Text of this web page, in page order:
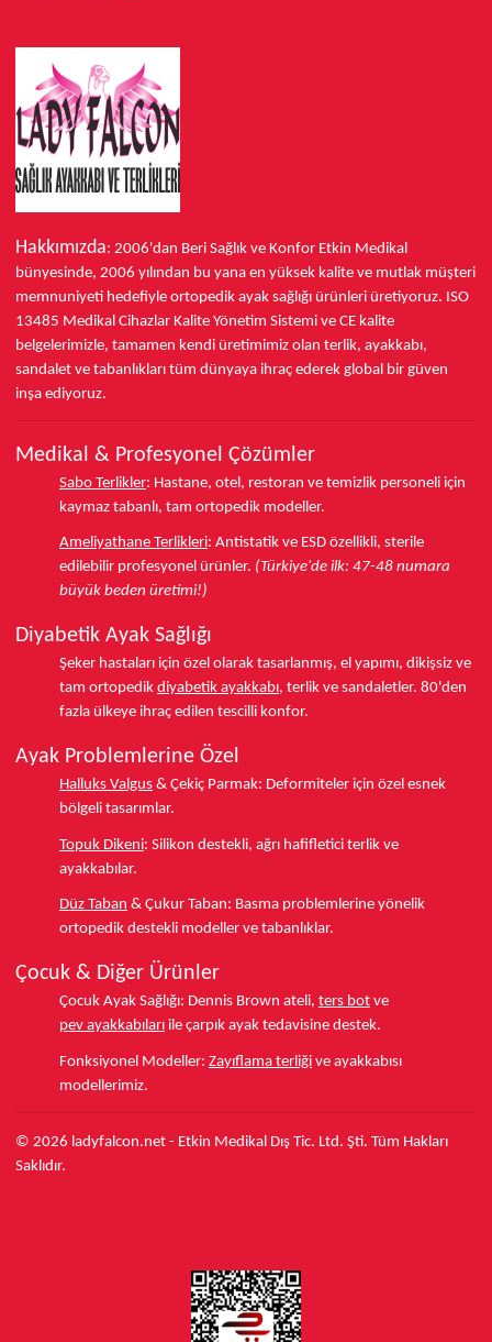
Hakkımızda: 2006'dan Beri Sağlık ve Konfor Etkin Medikal
bünyesinde, 2006 yılından bu yana en yüksek kalite ve mutlak müşteri
memnuniyeti hedefiyle ortopedik ayak sağlığı ürünleri üretiyoruz. ISO
13485 Medikal Cihazlar Kalite Yönetim Sistemi ve CE kalite
belgelerimizle, tamamen kendi üretimimiz olan terlik, ayakkabı,
sandalet ve tabanlıkları tüm dünyaya ihraç ederek global bir güven
inşa ediyoruz.
Medikal & Profesyonel Çözümler
Sabo Terlikler: Hastane, otel, restoran ve temizlik personeli için
kaymaz tabanlı, tam ortopedik modeller.
Ameliyathane Terlikleri: Antistatik ve ESD özellikli, sterile
edilebilir profesyonel ürünler. (Türkiye'de ilk: 47-48 numara
büyük beden üretimi!)
Diyabetik Ayak Sağlığı
Şeker hastaları için özel olarak tasarlanmış, el yapımı, dikişsiz ve
tam ortopedik diyabetik ayakkabı, terlik ve sandaletler. 80'den
fazla ülkeye ihraç edilen tescilli konfor.
Ayak Problemlerine Özel
Halluks Valgus & Çekiç Parmak: Deformiteler için özel esnek
bölgeli tasarımlar.
Topuk Dikeni: Silikon destekli, ağrı hafifletici terlik ve
ayakkabılar.
Düz Taban & Çukur Taban: Basma problemlerine yönelik
ortopedik destekli modeller ve tabanlıklar.
Çocuk & Diğer Ürünler
Çocuk Ayak Sağlığı: Dennis Brown ateli, ters bot ve
pev ayakkabıları ile çarpık ayak tedavisine destek.
Fonksiyonel Modeller: Zayıflama terliği ve ayakkabısı
modellerimiz.
© 2026 ladyfalcon.net - Etkin Medikal Dış Tic. Ltd. Şti. Tüm Hakları
Saklıdır.